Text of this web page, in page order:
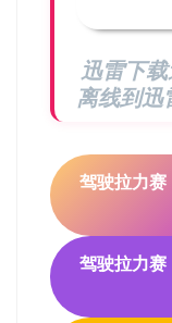
迅雷下
离线到迅
驾驶拉力赛
驾驶拉力赛